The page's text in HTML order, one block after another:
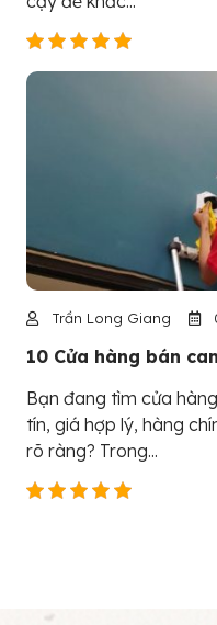
Trần Long Giang
10 Cửa hàng bán
Bạn đang tìm cửa
tín, giá hợp lý, hàng
rõ ràng? Trong...